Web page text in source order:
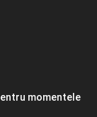
momentele